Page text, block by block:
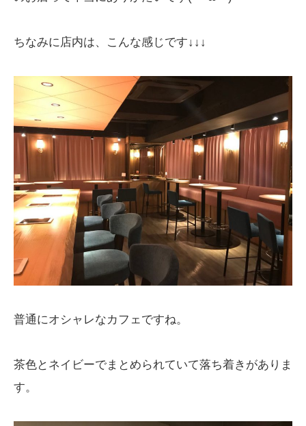
ちなみに店内は、こんな感じです↓↓↓
普通にオシャレなカフェですね。
茶色とネイビーでまとめられていて落ち着きがありま
す。